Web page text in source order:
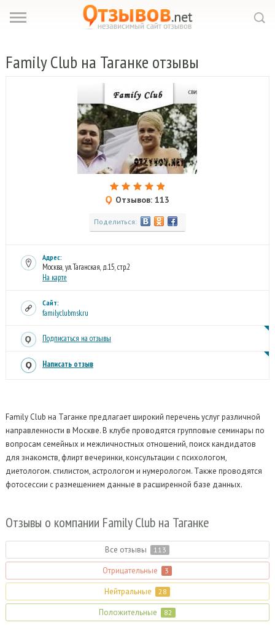
FamilyClub на Таганке отзывы
Отзывов: 113
Поделиться:
Адрес:
Москва, ул. Таганская, д.15, стр.2
На карте
Сайт:
familyclubmsk.ru
Подписаться на отзывы
Написать отзыв
Family Club на Таганке предлагает широкий перечень услуг различной
направленности в Москве.В клубе проводятся групповые семинары по
вопросам семейных и межличностных отношений, поиск кандидатов
для знакомств, флирт вечеринки, консультации с психологом,
диетологом. стилистом, астрологом и нумерологом. Также проводятся
фотосессии с размещением данные в расширенной базе данных.
Отзывы о компании Family Club на Таганке
Все отзывы 113
Отрицательные 3
Нейтральные 28
Положительные 82